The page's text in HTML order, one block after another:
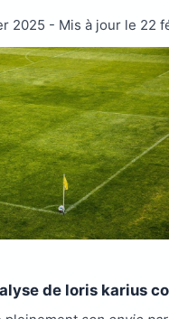
2025 - Mis à jour le 22
de loris karius